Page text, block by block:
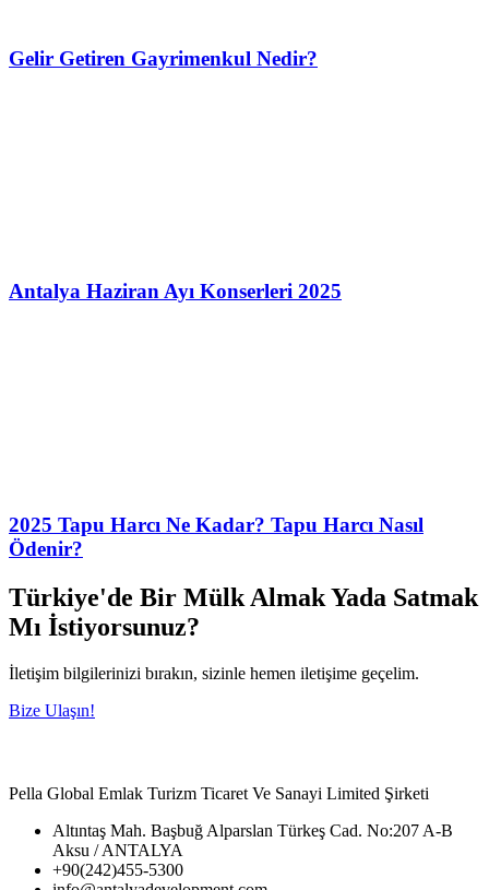
Gelir Getiren Gayrimenkul Nedir?
Antalya Haziran Ayı Konserleri 2025
2025 Tapu Harcı Ne Kadar? Tapu Harcı Nasıl
Ödenir?
Türkiye'de Bir Mülk Almak Yada Satmak
Mı İstiyorsunuz?
İletişim bilgilerinizi bırakın, sizinle hemen iletişime geçelim.
Bize Ulaşın!
Pella Global Emlak Turizm Ticaret Ve Sanayi Limited Şirketi
Altıntaş Mah. Başbuğ Alparslan Türkeş Cad. No:207 A-B
Aksu / ANTALYA
+90(242)455-5300